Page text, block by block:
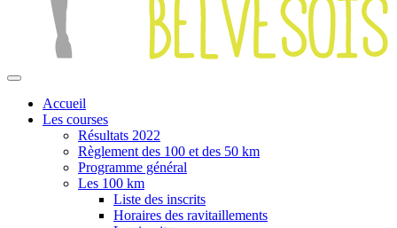
Accueil
Les courses
Résultats 2022
Règlement des 100 et des 50 km
Programme général
Les 100 km
Liste des inscrits
Horaires des ravitaillements